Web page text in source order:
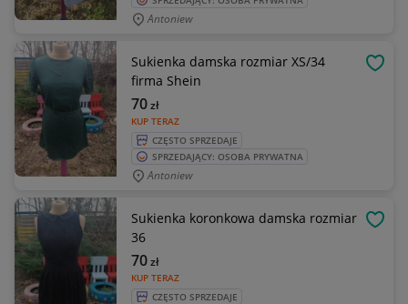
Antoniew
Sukienka damska rozmiar XS/34
firma Shein
KUP TERAZ
70zł
CZĘSTO SPRZEDAJE
SPRZEDAJĄCY: OSOBA PRYWATNA
Antoniew
Sukienka koronkowa damska rozmiar
36
KUP TERAZ
70zł
CZĘSTO SPRZEDAJE